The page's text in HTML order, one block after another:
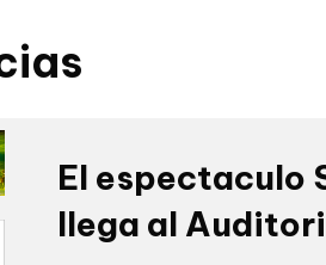
El espectaculo
llega al